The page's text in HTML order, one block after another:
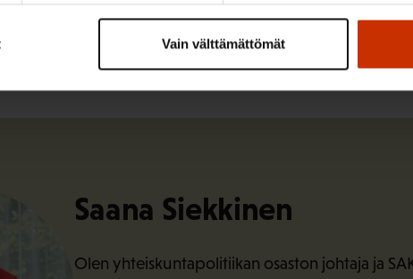
Vain välttämättömät
Saana Siekkinen
Olen yhteiskuntapolitiikan osaston johtaja ja